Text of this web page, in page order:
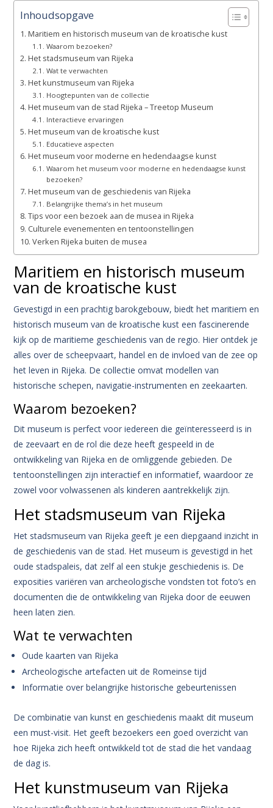
Inhoudsopgave
Maritiem en historisch museum van de kroatische kust
Waarom bezoeken?
Het stadsmuseum van Rijeka
Wat te verwachten
Het kunstmuseum van Rijeka
Hoogtepunten van de collectie
Het museum van de stad Rijeka – Treetop Museum
Interactieve ervaringen
Het museum van de kroatische kust
Educatieve aspecten
Het museum voor moderne en hedendaagse kunst
Waarom het museum voor moderne en hedendaagse kunst
bezoeken?
Het museum van de geschiedenis van Rijeka
Belangrijke thema’s in het museum
Tips voor een bezoek aan de musea in Rijeka
Culturele evenementen en tentoonstellingen
Verken Rijeka buiten de musea
Maritiem en historisch museum
van de kroatische kust
Gevestigd in een prachtig barokgebouw, biedt het maritiem en
historisch museum van de kroatische kust een fascinerende
kijk op de maritieme geschiedenis van de regio. Hier ontdek je
alles over de scheepvaart, handel en de invloed van de zee op
het leven in Rijeka. De collectie omvat modellen van
historische schepen, navigatie-instrumenten en zeekaarten.
Waarom bezoeken?
Dit museum is perfect voor iedereen die geïnteresseerd is in
de zeevaart en de rol die deze heeft gespeeld in de
ontwikkeling van Rijeka en de omliggende gebieden. De
tentoonstellingen zijn interactief en informatief, waardoor ze
zowel voor volwassenen als kinderen aantrekkelijk zijn.
Het stadsmuseum van Rijeka
Het stadsmuseum van Rijeka geeft je een diepgaand inzicht in
de geschiedenis van de stad. Het museum is gevestigd in het
oude stadspaleis, dat zelf al een stukje geschiedenis is. De
exposities variëren van archeologische vondsten tot foto’s en
documenten die de ontwikkeling van Rijeka door de eeuwen
heen laten zien.
Wat te verwachten
Oude kaarten van Rijeka
Archeologische artefacten uit de Romeinse tijd
Informatie over belangrijke historische gebeurtenissen
De combinatie van kunst en geschiedenis maakt dit museum
een must-visit. Het geeft bezoekers een goed overzicht van
hoe Rijeka zich heeft ontwikkeld tot de stad die het vandaag
de dag is.
Het kunstmuseum van Rijeka